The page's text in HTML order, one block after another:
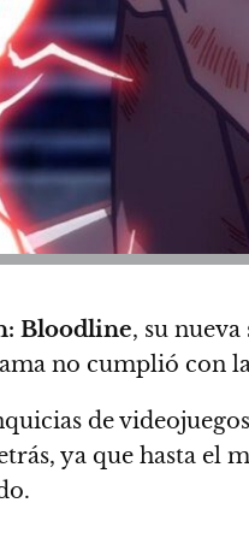
Bloodline, su
no cumplió con
de
ya que hasta el